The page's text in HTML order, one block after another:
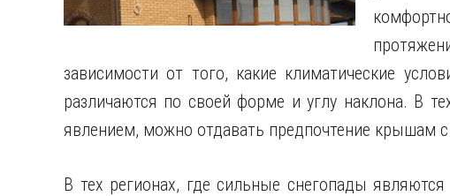
зависимости от того, какие климатические
различаются по своей форме и углу наклона. В
явлением, можно отдавать предпочтение крышам
В тех регионах, где сильные снегопады